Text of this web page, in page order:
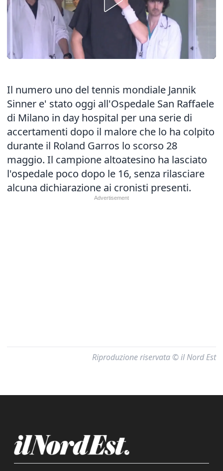
Il numero uno del tennis mondiale Jannik
Sinner e' stato oggi all'Ospedale San Raffaele
di Milano in day hospital per una serie di
accertamenti dopo il malore che lo ha colpito
durante il Roland Garros lo scorso 28
maggio. Il campione altoatesino ha lasciato
l'ospedale poco dopo le 16, senza rilasciare
alcuna dichiarazione ai cronisti presenti.
Riproduzione riservata © il Nord Est